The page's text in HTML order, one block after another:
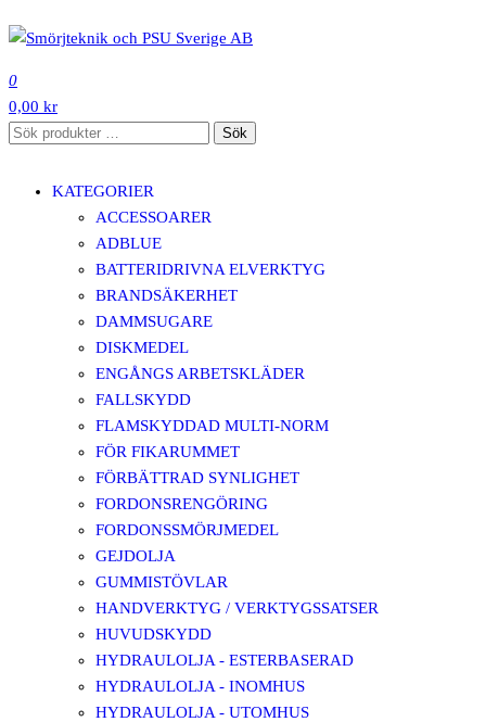
till
innehåll
0
0,00 kr
Sök
Sök
KATEGORIER
ACCESSOARER
ADBLUE
BATTERIDRIVNA ELVERKTYG
BRANDSÄKERHET
DAMMSUGARE
DISKMEDEL
ENGÅNGS ARBETSKLÄDER
FALLSKYDD
FLAMSKYDDAD MULTI-NORM
FÖR FIKARUMMET
FÖRBÄTTRAD SYNLIGHET
FORDONSRENGÖRING
FORDONSSMÖRJMEDEL
GEJDOLJA
GUMMISTÖVLAR
HANDVERKTYG / VERKTYGSSATSER
HUVUDSKYDD
HYDRAULOLJA - ESTERBASERAD
HYDRAULOLJA - INOMHUS
HYDRAULOLJA - UTOMHUS